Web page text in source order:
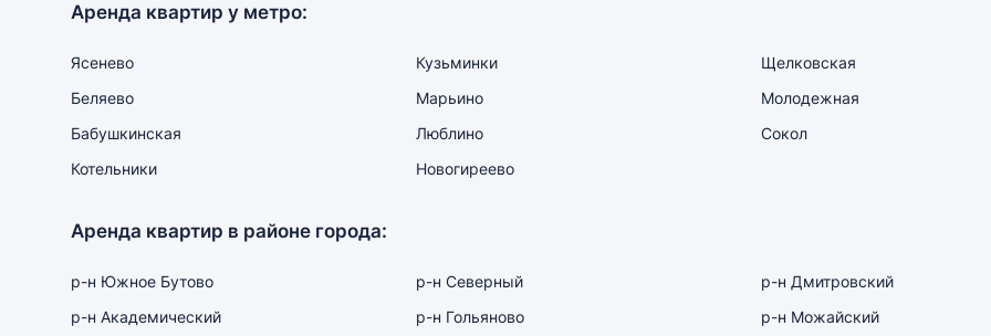
Аренда квартир у метро:
Ясенево Кузьминки
Щелковская
Беляево
Марьино
Молодежная
Бабушкинская
Люблино
Сокол
Котельники
Новогиреево
Аренда квартир в районе города:
р-н Южное Бутово р-н Северный
р-н Дмитровский
р-н Академический
р-н Гольяново
р-н Можайский